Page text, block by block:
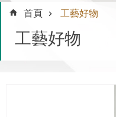
首頁 工藝好物
工藝好物